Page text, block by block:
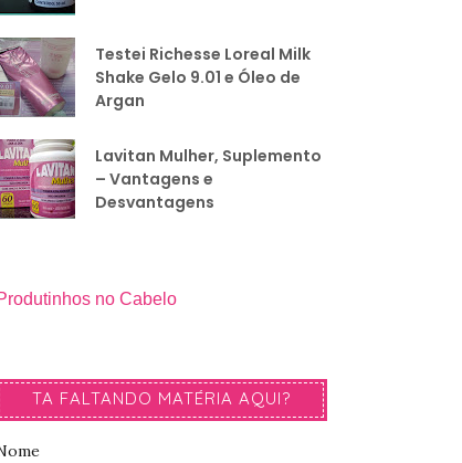
Testei Richesse Loreal Milk
Shake Gelo 9.01 e Óleo de
Argan
Lavitan Mulher, Suplemento
– Vantagens e
Desvantagens
no Cabelo
TA FALTANDO MATÉRIA AQUI?